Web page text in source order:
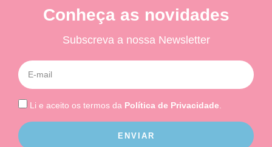
Conheça as novidades
Subscreva a nossa Newsletter
Li e aceito os termos da Política de Privacidade
ENVIAR